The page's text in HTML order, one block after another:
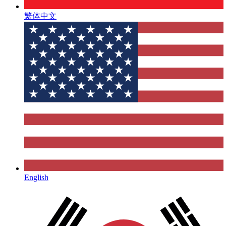
繁体中文
English